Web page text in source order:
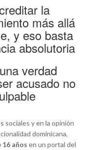
la
más allá
y eso basta
absolutoria
verdad
acusado no
sociales y en la opinión
dominicana,
años en un portal del